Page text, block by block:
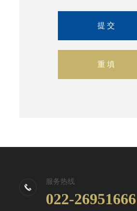
服务热线
022-26951666